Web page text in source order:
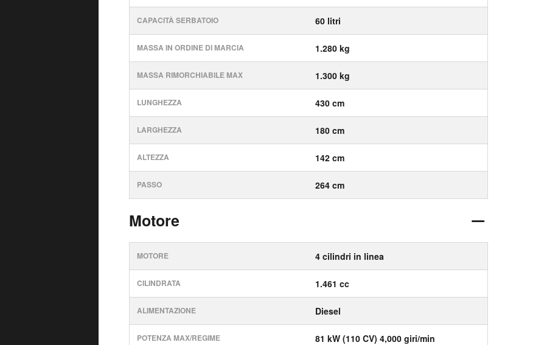
CAPACITÀ SERBATOIO 60 litri
MASSA IN ORDINE DI MARCIA 1.280 kg
MASSA RIMORCHIABILE MAX 1.300 kg
LUNGHEZZA 430 cm
LARGHEZZA 180 cm
ALTEZZA 142 cm
PASSO 264 cm
Motore
MOTORE 4 cilindri in linea
CILINDRATA 1.461 cc
ALIMENTAZIONE Diesel
POTENZA MAX/REGIME 81 kW (110 CV) 4,000 giri/min